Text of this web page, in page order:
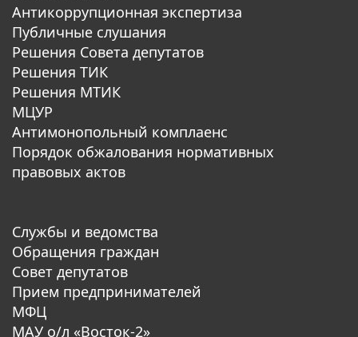
Антикоррупционная экспертиза
Публичные слушания
Решения Совета депутатов
Решения ТИК
Решения МТИК
МЦУР
Антимонопольный комплаенс
Порядок обжалования нормативных
правовых актов
Службы и ведомства
Обращения граждан
Совет депутатов
Прием предпринимателей
МФЦ
МАУ о/л «Восток-2»